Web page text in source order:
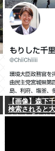
【画像】森下
検索されると
るため「もり